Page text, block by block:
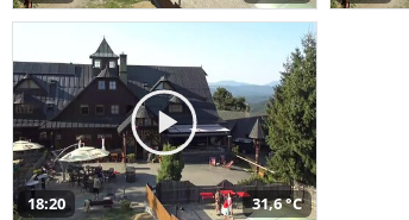
18:20 31,6 °C